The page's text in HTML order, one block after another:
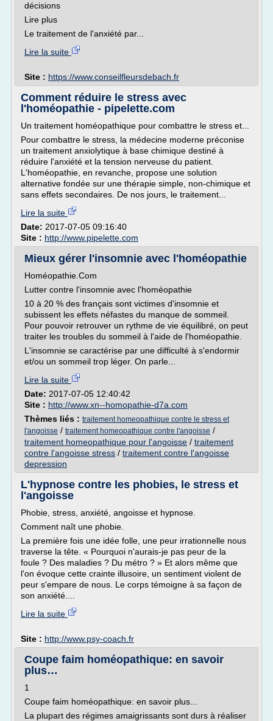
décisions
Lire plus
Le traitement de l'anxiété par...
Lire la suite
Site : https://www.conseilfleursdebach.fr
Comment réduire le stress avec
l'homéopathie - pipelette.com
Un traitement homéopathique pour combattre le stress et...
Pour combattre le stress, la médecine moderne préconise
un traitement anxiolytique à base chimique destiné à
réduire l'anxiété et la tension nerveuse du patient.
L'homéopathie, en revanche, propose une solution
alternative fondée sur une thérapie simple, non-chimique et
sans effets secondaires. De nos jours, le traitement...
Lire la suite
Date: 2017-07-05 09:16:40
Site : http://www.pipelette.com
Mieux gérer l'insomnie avec l'homéopathie
Homéopathie.Com
Lutter contre l'insomnie avec l'homéopathie
10 à 20 % des français sont victimes d'insomnie et
subissent les effets néfastes du manque de sommeil.
Pour pouvoir retrouver un rythme de vie équilibré, on peut
traiter les troubles du sommeil à l'aide de l'homéopathie.
L'insomnie se caractérise par une difficulté à s'endormir
et/ou un sommeil trop léger. On parle...
Lire la suite
Date: 2017-07-05 12:40:42
Site : http://www.xn--homopathie-d7a.com
Thèmes liés : traitement homeopathique contre le stress et
l'angoisse / traitement homeopathique contre l'angoisse /
traitement homeopathique pour l'angoisse / traitement
contre l'angoisse stress / traitement contre l'angoisse
depression
L'hypnose contre les phobies, le stress et
l'angoisse
Phobie, stress, anxiété, angoisse et hypnose.
Comment naît une phobie.
La première fois une idée folle, une peur irrationnelle nous
traverse la tête. « Pourquoi n'aurais-je pas peur de la
foule ? Des maladies ? Du métro ? » Et alors même que
l'on évoque cette crainte illusoire, un sentiment violent de
peur s'empare de nous. Le corps témoigne à sa façon de
son anxiété....
Lire la suite
Site : http://www.psy-coach.fr
Coupe faim homéopathique: en savoir
plus…
1
Coupe faim homéopathique: en savoir plus...
La plupart des régimes amaigrissants sont durs à réaliser